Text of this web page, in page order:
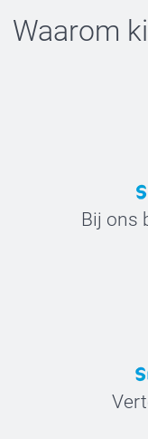
Waarom
Bij ons